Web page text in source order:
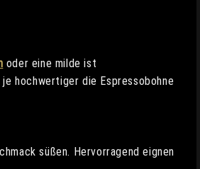
oder eine milde ist
hochwertiger die Espressobohne
süßen. Hervorragend eignen